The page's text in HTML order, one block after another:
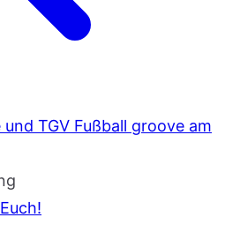
TGV Fußball groove am